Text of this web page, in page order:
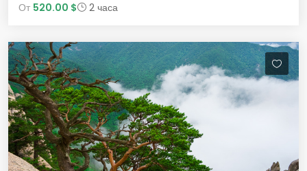
От 520.00 $ 2 часа